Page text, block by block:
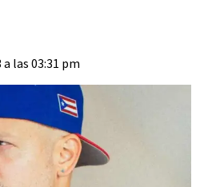
las 03:31 pm